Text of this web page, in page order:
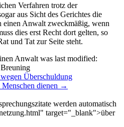
Verfahren trotz der
aus Sicht des Gerichtes die
einen Anwalt zweckmäßig, wenn
dies erst Recht dort gelten, so
und Tat zur Seite steht.
Anwalt was last modified:
Überschuldung
dienen →
werden automatisch
target="_blank">über